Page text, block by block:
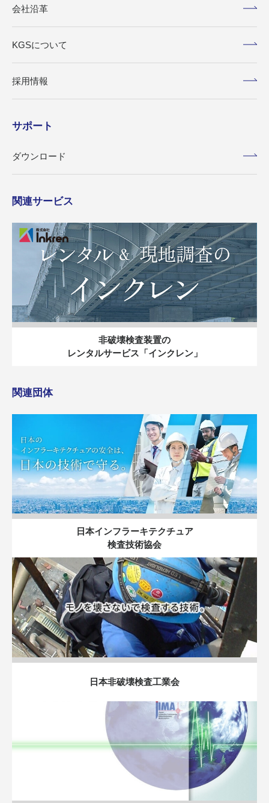
会社沿革
KGSについて
採用情報
サポート
ダウンロード
関連サービス
非破壊検査装置の
レンタルサービス「インクレン」
関連団体
日本インフラーキテクチュア
検査技術協会
日本非破壊検査工業会